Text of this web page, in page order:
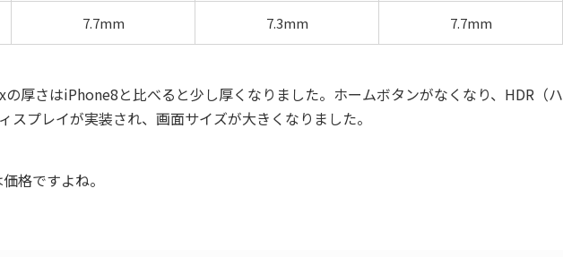
7.7mm 7.3mm 7.7mm
の厚さはiPhone8と比べると少し厚くなりました。ホームボタンがなくなり、HDR（ハ
スプレイが実装され、画面サイズが大きくなりました。
格ですよね。